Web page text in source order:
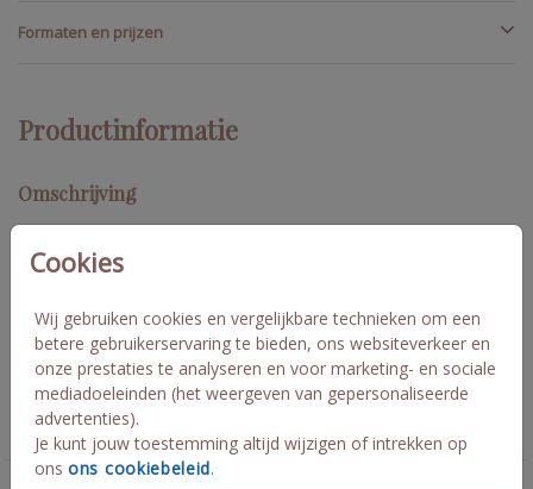
Cookies
Wij gebruiken cookies en vergelijkbare technieken om een
betere gebruikerservaring te bieden, ons websiteverkeer en
onze prestaties te analyseren en voor marketing- en sociale
mediadoeleinden (het weergeven van gepersonaliseerde
advertenties).
Je kunt jouw toestemming altijd wijzigen of intrekken op
ons ons cookiebeleid.
Formaten en prijzen
Productinformatie
Omschrijving
Witte trouwkaart met beige label. Op de kaart is goudfolie
toegepast. De kaarten maak je aan elkaar vast met een
paperclip, deze bestel je nog los bij de kaarten. Wil je liever
kaart formaat is 11x17 cm. Rik en Jolie
Collectie
labelkaart rechthoekig